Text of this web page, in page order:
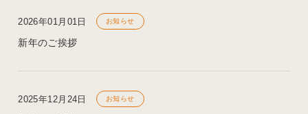
2026年01月01日 お知らせ
新年のご挨拶
2025年12月24日 お知らせ